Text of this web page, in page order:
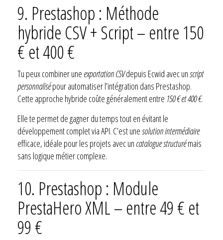
9. Prestashop : Méthode
hybride CSV + Script – entre 150
€ et 400 €
Tu peux combiner une exportation CSVdepuis Ecwid avec unscript
personnalisépour automatiser l’intégration dans Prestashop.
Cette approche hybride coûte généralement entre 150 € et 400 €.
Elle te permet de gagner du temps tout en évitant le
développement complet via API. C’est unesolution intermédiaire
efficace, idéale pour les projets avec un catalogue structurémais
sans logique métier complexe.
10. Prestashop : Module
PrestaHero XML – entre 49 € et
99 €